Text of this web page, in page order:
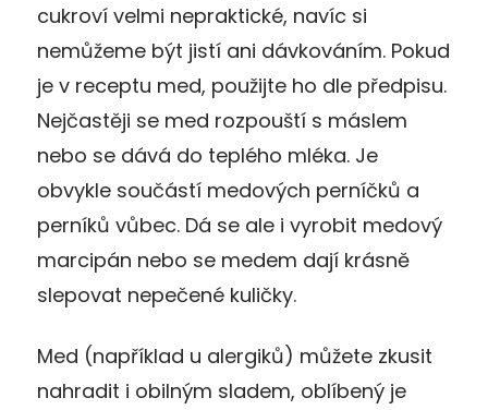
cukroví velmi nepraktické, navíc si
nemůžeme být jistí ani dávkováním. Pokud
je v receptu med, použijte ho dle předpisu.
Nejčastěji se med rozpouští s máslem
nebo se dává do teplého mléka. Je
obvykle součástí medových perníčků a
perníků vůbec. Dá se ale i vyrobit medový
marcipán nebo se medem dají krásně
slepovat nepečené kuličky.
Med (například u alergiků) můžete zkusit
nahradit i obilným sladem, oblíbený je